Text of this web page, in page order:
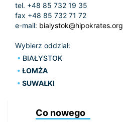
tel. +48 85 732 19 35
fax +48 85 732 71 72
e-mail: bialystok@hipokrates.org
Wybierz oddział:
BIAŁYSTOK
ŁOMŻA
SUWAŁKI
Co nowego